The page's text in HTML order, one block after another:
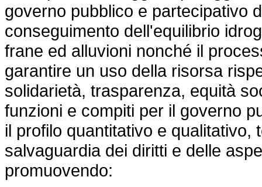
governo pubblico e partecipativo
conseguimento dell'equilibrio
frane ed alluvioni nonché il
garantire un uso della risorsa
solidarietà, trasparenza, equità
funzioni e compiti per il governo
il profilo quantitativo e
salvaguardia dei diritti e delle
promuovendo: